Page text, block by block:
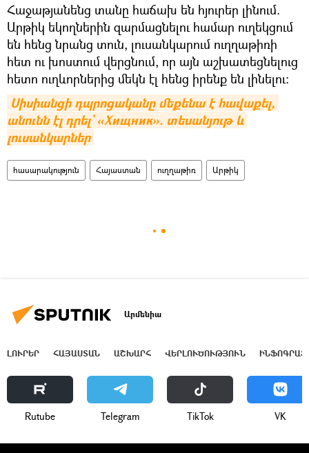
Հաջաթյանենց տանը հաճախ են հյուրեր լինում.
Արթիկ եկողներին զարմացնելու համար ուղեկցում
են հենց նրանց տուն, լուսանկարում ուղղաթիռի
հետ ու խոստում վերցնում, որ այն աշխատեցնելուց
հետո ուղևորներից մեկն էլ հենց իրենք են լինելու։
Սիսիանցի դպրոցականը մեքենա է հավաքել,
անունն էլ դրել` «Хищник». տեսանյութ և
լուսանկարներ
հասարակություն Հայաստան ուղղաթիռ Արթիկ
Արմենիա
ԼՈՒՐԵՐ ՀԱՅԱՍՏԱՆ ԱՇԽԱՐՀ ՎԵՐԼՈՒԾՈՒԹՅՈՒՆ
Rutube Telegram ТikТоk VK